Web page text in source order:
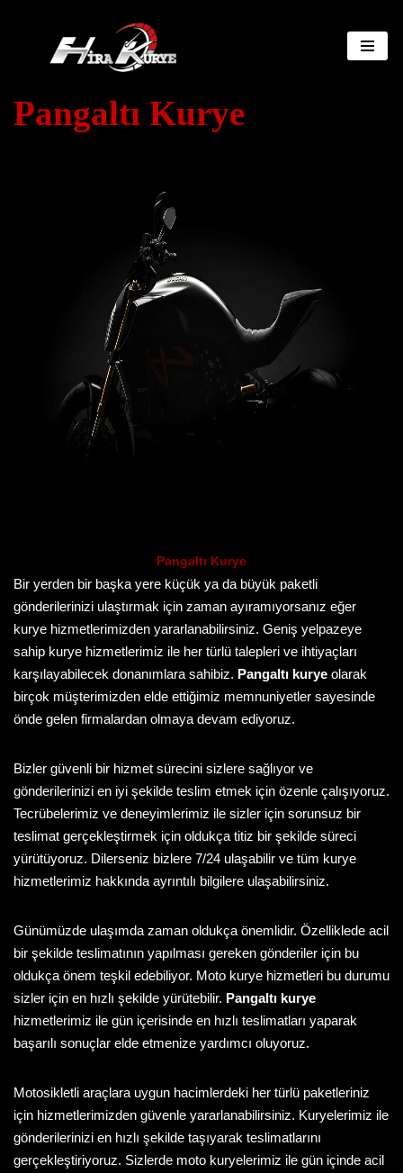
Pangaltı Kurye
Pangaltı Kurye
Bir yerden bir başka yere küçük ya da büyük paketli
gönderilerinizi ulaştırmak için zaman ayıramıyorsanız eğer
kurye hizmetlerimizden yararlanabilirsiniz. Geniş yelpazeye
sahip kurye hizmetlerimiz ile her türlü talepleri ve ihtiyaçları
karşılayabilecek donanımlara sahibiz. Pangaltı kurye olarak
birçok müşterimizden elde ettiğimiz memnuniyetler sayesinde
önde gelen firmalardan olmaya devam ediyoruz.
Bizler güvenli bir hizmet sürecini sizlere sağlıyor ve
gönderilerinizi en iyi şekilde teslim etmek için özenle çalışıyoruz.
Tecrübelerimiz ve deneyimlerimiz ile sizler için sorunsuz bir
teslimat gerçekleştirmek için oldukça titiz bir şekilde süreci
yürütüyoruz. Dilerseniz bizlere 7/24 ulaşabilir ve tüm kurye
hizmetlerimiz hakkında ayrıntılı bilgilere ulaşabilirsiniz.
Günümüzde ulaşımda zaman oldukça önemlidir. Özelliklede acil
bir şekilde teslimatının yapılması gereken gönderiler için bu
oldukça önem teşkil edebiliyor. Moto kurye hizmetleri bu durumu
sizler için en hızlı şekilde yürütebilir. Pangaltı kurye
hizmetlerimiz ile gün içerisinde en hızlı teslimatları yaparak
başarılı sonuçlar elde etmenize yardımcı oluyoruz.
Motosikletli araçlara uygun hacimlerdeki her türlü paketleriniz
için hizmetlerimizden güvenle yararlanabilirsiniz. Kuryelerimiz ile
gönderilerinizi en hızlı şekilde taşıyarak teslimatlarını
gerçekleştiriyoruz. Sizlerde moto kuryelerimiz ile gün içinde acil